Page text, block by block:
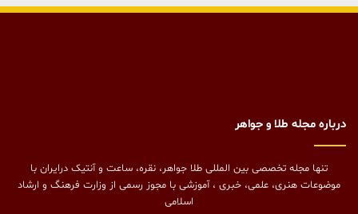
درباره مجله طلا و جواهر
تنها مجله تخصصی بین المللی طلا جواهر، نقره، ساعت و آنتیک درایران با
موضوعات هنری، علمی، خبری ، آموزشی با مجوز رسمی از وزارت فرهنگ و ارشاد
اسلامی